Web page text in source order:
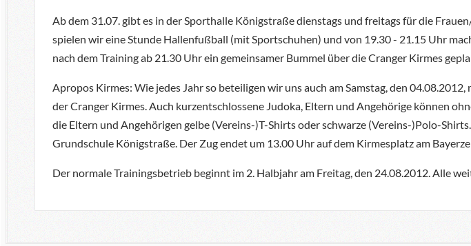
Ab dem 31.07. gibt es in der Sporthalle Königstraße dienstags und freitags für die
spielen wir eine Stunde Hallenfußball (mit Sportschuhen) und von 19.30 - 21.15 Uhr
nach dem Training ab 21.30 Uhr ein gemeinsamer Bummel über die Cranger Kirmes
Apropos Kirmes: Wie jedes Jahr so beteiligen wir uns auch am Samstag, den
der Cranger Kirmes. Auch kurzentschlossene Judoka, Eltern und Angehörige können
die Eltern und Angehörigen gelbe (Vereins-)T-Shirts oder schwarze (Vereins-)Polo-
Grundschule Königstraße. Der Zug endet um 13.00 Uhr auf dem Kirmesplatz am
Der normale Trainingsbetrieb beginnt im 2. Halbjahr am Freitag, den 24.08.2012. Alle